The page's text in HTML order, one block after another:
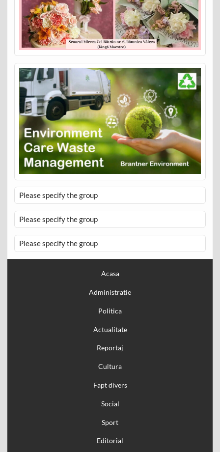
Please specify the group
Please specify the group
Please specify the group
Acasa
Administratie
Politica
Actualitate
Reportaj
Cultura
Fapt divers
Social
Sport
Editorial